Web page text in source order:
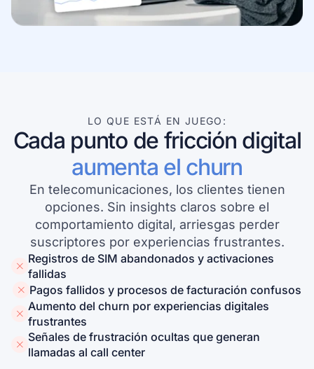
Conoce más sobre nuestra empresa
Casos de éxito
Historias inspiradoras de clientes reales
LO QUE ESTÁ EN JUEGO:
Cada punto de fricción digital
aumenta el churn
En telecomunicaciones, los clientes tienen
opciones. Sin insights claros sobre el
comportamiento digital, arriesgas perder
suscriptores por experiencias frustrantes.
Registros de SIM abandonados y activaciones
fallidas
Pagos fallidos y procesos de facturación confusos
Aumento del churn por experiencias digitales
frustrantes
Señales de frustración ocultas que generan
llamadas al call center